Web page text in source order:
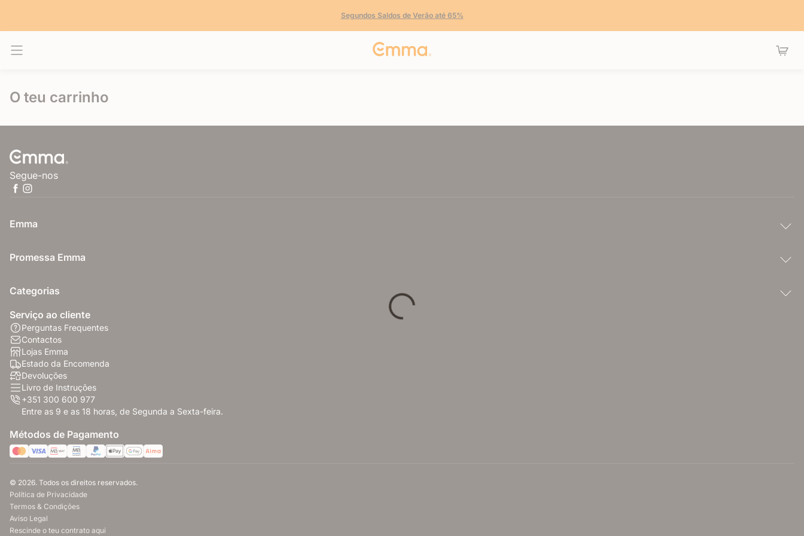
Segundos Saldos de Verão até 65%
O teu carrinho
Segue-nos
Emma
Promessa Emma
Categorias
Serviço ao cliente
Perguntas Frequentes
Contactos
Lojas Emma
Estado da Encomenda
Devoluções
Livro de Instruções
+351 300 600 977
Entre as 9 e as 18 horas, de Segunda a Sexta-feira.
Métodos de Pagamento
© 2026. Todos os direitos reservados.
Política de Privacidade
Termos & Condições
Aviso Legal
Rescinde o teu contrato aqui